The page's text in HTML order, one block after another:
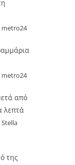
metro24
metro24
από
λεπτά
Stella
της